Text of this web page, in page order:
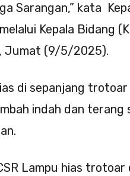
Sarangan,” kata
Kepala Bidang
Jumat (9/5/2025).
di sepanjang
indah dan terang
Lampu hias